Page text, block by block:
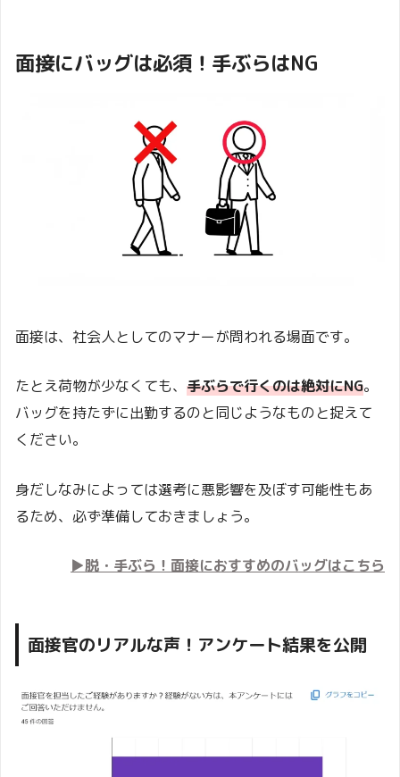
面接にバッグは必須！手ぶらはNG
面接は、社会人としてのマナーが問われる場面です。
たとえ荷物が少なくても、 手ぶらで行くのは絶対にNG。
バッグを持たずに出勤するのと同じようなものと捉えて
ください。
身だしなみによっては選考に悪影響を及ぼす可能性もあ
るため、必ず準備しておきましょう。
▶脱・手ぶら！面接におすすめのバッグはこちら
面接官のリアルな声！アンケート結果を公開